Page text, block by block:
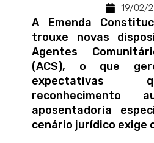
19/02/
A Emenda
trouxe novas
Agentes
(ACS), o que
expectativas
reconhecimento
aposentadoria
cenário jurídico exige